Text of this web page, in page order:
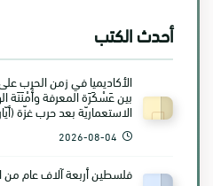
أحدث الكتب
بين عَسْكَرَة المعرفة وأَمْنَنَة
الاستعماريّة بعد حرب غزّة (أيّار
2026-08-04
فلسطين أربعة آلاف عام من